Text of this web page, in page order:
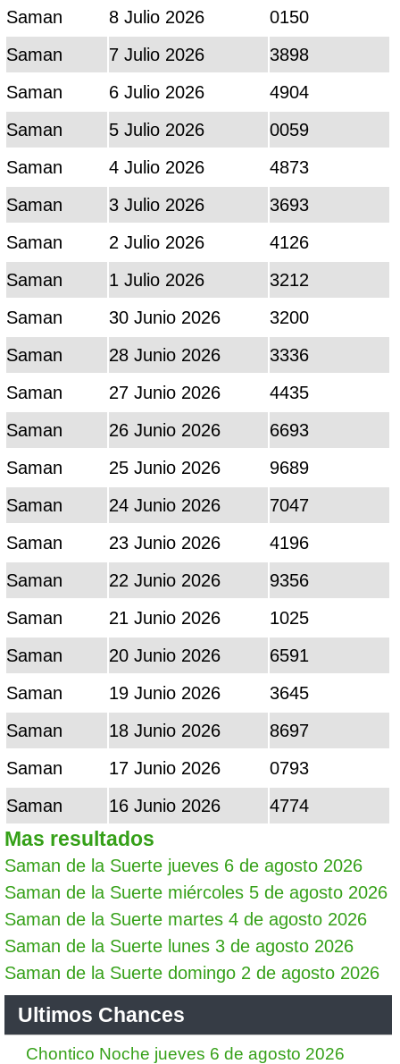
Saman 8 Julio 2026
0150
Saman
7 Julio 2026
3898
Saman
6 Julio 2026
4904
Saman
5 Julio 2026
0059
Saman
4 Julio 2026
4873
Saman
3 Julio 2026
3693
Saman
2 Julio 2026
4126
Saman
1 Julio 2026
3212
Saman
30 Junio 2026
3200
Saman
28 Junio 2026
3336
Saman
27 Junio 2026
4435
Saman
26 Junio 2026
6693
Saman
25 Junio 2026
9689
Saman
24 Junio 2026
7047
Saman
23 Junio 2026
4196
Saman
22 Junio 2026
9356
Saman
21 Junio 2026
1025
Saman
20 Junio 2026
6591
Saman
19 Junio 2026
3645
Saman
18 Junio 2026
8697
Saman
17 Junio 2026
0793
Saman
16 Junio 2026 4774
Mas resultados
Saman de la Suerte jueves 6 de agosto 2026
Saman de la Suerte miércoles 5 de agosto 2026
Saman de la Suerte martes 4 de agosto 2026
Saman de la Suerte lunes 3 de agosto 2026
Saman de la Suerte domingo 2 de agosto 2026
Ultimos Chances
Chontico Noche jueves 6 de agosto 2026